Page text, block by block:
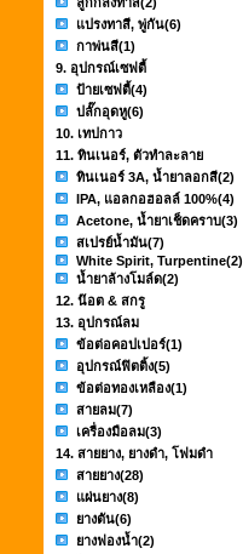
แปรงทาสี, พู่กัน(6)
กาพ่นสี(1)
9. อุปกรณ์เซฟตี้
ป้ายเซฟตี้(4)
ปลั๊กอุดหู(6)
10. เทปกาว
11. ทินเนอร์, ตัวทำละลาย
ทินเนอร์ 3A, น้ำยาลอกสี(2)
IPA, แอลกอฮอลล์ 100%(4)
Acetone, น้ำยาเช็ดคราบ(3)
สเปรย์น้ำมัน(7)
White Spirit, Turpentine(2)
น้ำยาล้างโมล์ด(2)
12. น๊อต & สกรู
13. อุปกรณ์ลม
ข้อต่อคอปเปอร์(1)
อุปกรณ์ฟิตติ้ง(5)
ข้อต่อทองเหลือง(1)
สายลม(7)
เครื่องมือลม(3)
14. สายยาง, ยางดำ, โฟมดำ
สายยาง(28)
แผ่นยาง(8)
ยางตัน(6)
ยางฟองน้ำ(2)